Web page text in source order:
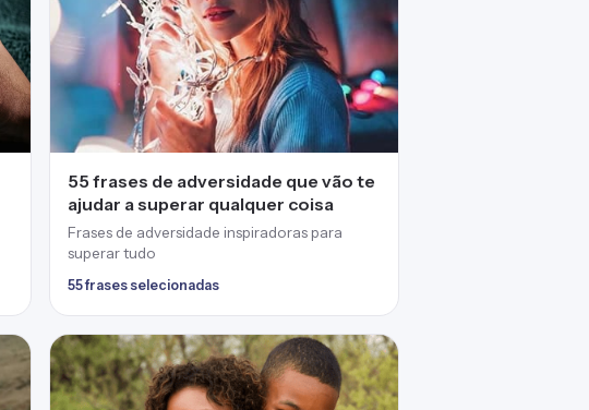
55 frases de adversidade que vão te
ajudar a superar qualquer coisa
Frases de adversidade inspiradoras para
superar tudo
55 frases selecionadas